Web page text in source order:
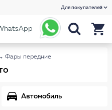
Для покупателей
Фары передние
Автомобиль